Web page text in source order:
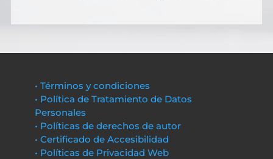
• Términos y condiciones
• Política de Tratamiento de Datos
Personales
• Políticas de derechos de autor
• Certificado de Accesibilidad
• Políticas de Privacidad Web